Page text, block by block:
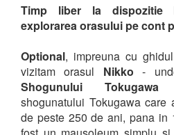
Timp liber la dispozitie
explorarea orasului pe cont
Optional, impreuna cu
vizitam orasul Nikko-
Shogunului Tokugawa
shogunatului Tokugawa care
de peste 250 de ani, pana in